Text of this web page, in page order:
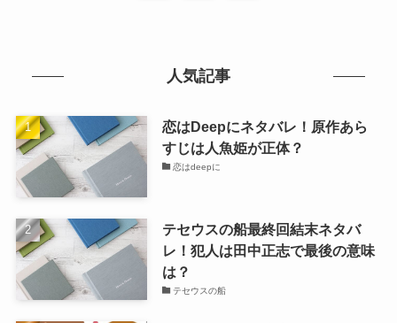
人気記事
恋はDeepにネタバレ！原作あら
すじは人魚姫が正体？
恋はdeepに
テセウスの船最終回結末ネタバ
レ！犯人は田中正志で最後の意味
は？
テセウスの船